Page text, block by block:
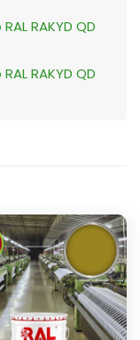
RAKYD QD
RAKYD QD